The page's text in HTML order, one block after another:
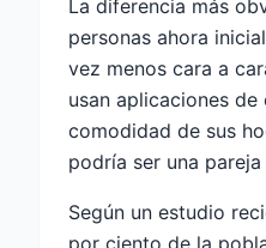
La diferencia más
personas ahora
vez menos cara a
usan aplicaciones de
comodidad de sus
podría ser una
Según un estudio
por ciento de la